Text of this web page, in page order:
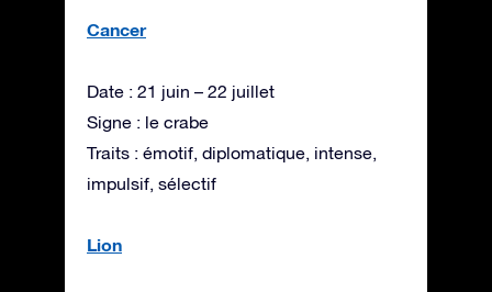
Cancer
Date : 21 juin – 22 juillet
Signe : le crabe
Traits : émotif, diplomatique, intense,
impulsif, sélectif
Lion